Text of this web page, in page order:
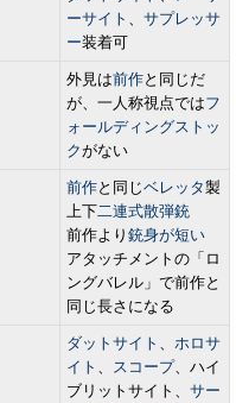
ーサイト 、 サプレッサ
ー装着可
外見は前作と同じだ
が、一人称視点ではフ
ォールディングストッ
クがない
前作と同じベレッタ製
上下二連式散弾銃
前作より 銃身が短い
アタッチメントの「ロ
ングバレル」で前作と
同じ長さになる
ダットサイト 、 ホロサ
イト 、 スコープ、ハイ
ブリットサイト、 サー